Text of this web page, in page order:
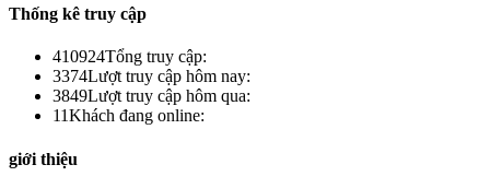
Thống kê truy cập
410924Tổng truy cập:
3374Lượt truy cập hôm nay:
3849Lượt truy cập hôm qua:
11Khách đang online:
giới thiệu